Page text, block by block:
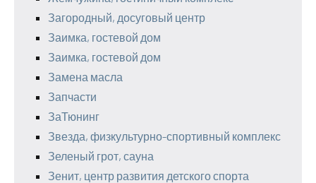
Загородный, досуговый центр
Заимка, гостевой дом
Заимка, гостевой дом
Замена масла
Запчасти
ЗаТюнинг
Звезда, физкультурно-спортивный комплекс
Зеленый грот, сауна
Зенит, центр развития детского спорта